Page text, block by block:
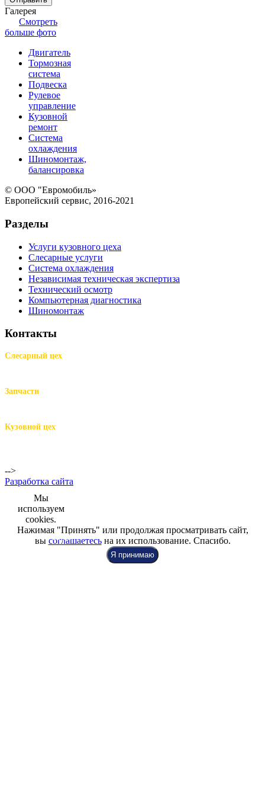
Галерея
Смотреть
больше фото
Двигатель
Тормозная
система
Подвеска
Рулевое
управление
Кузовной
ремонт
Система
охлаждения
Шиномонтаж,
балансировка
© ООО "Евромобиль»
Европейский сервис, 2016-2021
Разделы
Услуги кузовного цеха
Слесарные услуги
Система охлаждения
Независимая техническая экспертиза
Технический осмотр
Компьютерная диагностика
Шиномонтаж
Контакты
Слесарный цех
+7 (812) 942-00-99
Запчасти
+7 (812) 918-80-40
Кузовной цех
+7 (812) 926-86-86
-->
Разработка сайта
Мы
используем
cookies.
Нажимая "Принять" или продолжая просматривать сайт,
вы соглашаетесьна их использование. Спасибо.
Я принимаю